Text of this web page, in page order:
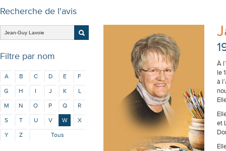
Recherche de l'avis
Filtre par nom
A B C D E
F
G
H I J K
L
M
N O P Q
R
S
T U V W
X
Y
Z Tous
À
le
à
et